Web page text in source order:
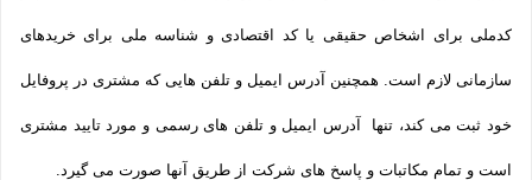
کدملی برای اشخاص حقیقی یا کد اقتصادی و شناسه ملی برای خریدهای
سازمانی لازم است. همچنین آدرس ایمیل و تلفن هایی که مشتری در پروفایل
خود ثبت می­ کند، تنها آدرس ایمیل و تلفن­ های رسمی و مورد تایید مشتری
است و تمام مکاتبات و پاسخ های شرکت از طریق آنها صورت می گیرد.